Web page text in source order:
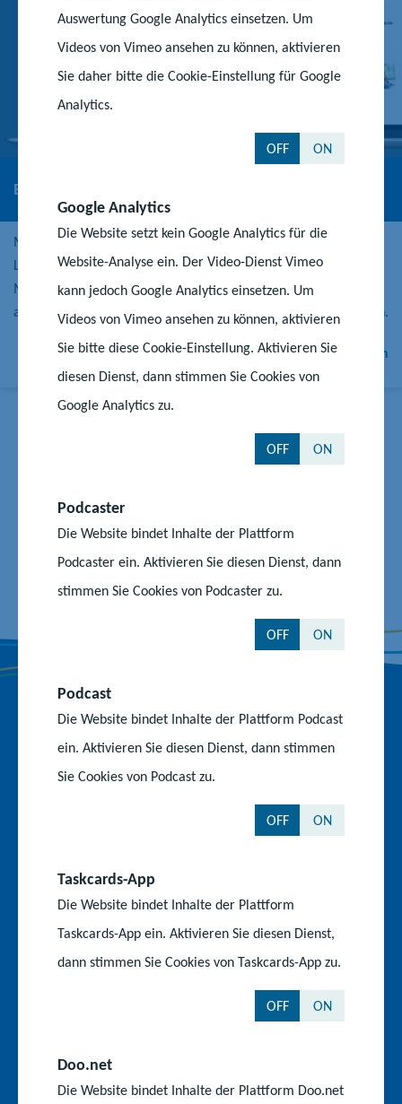
Auswertung Google Analytics einsetzen. Um
Videos von Vimeo ansehen zu können, aktivieren
Sie daher bitte die Cookie-Einstellung für Google
Analytics.
OFF ON
Google Analytics
Die Website setzt kein Google Analytics für die
Website-Analyse ein. Der Video-Dienst Vimeo
kann jedoch Google Analytics einsetzen. Um
Videos von Vimeo ansehen zu können, aktivieren
Sie bitte diese Cookie-Einstellung. Aktivieren Sie
diesen Dienst, dann stimmen Sie Cookies von
Google Analytics zu.
OFF ON
Podcaster
Die Website bindet Inhalte der Plattform
Podcaster ein. Aktivieren Sie diesen Dienst, dann
stimmen Sie Cookies von Podcaster zu.
OFF ON
Podcast
Die Website bindet Inhalte der Plattform Podcast
ein. Aktivieren Sie diesen Dienst, dann stimmen
Sie Cookies von Podcast zu.
OFF ON
Taskcards-App
Die Website bindet Inhalte der Plattform
Taskcards-App ein. Aktivieren Sie diesen Dienst,
dann stimmen Sie Cookies von Taskcards-App zu.
OFF ON
Doo.net
Die Website bindet Inhalte der Plattform Doo.net
Begabungslotse
Mit dem Begabungslotsen können sich Eltern, ihre Kinder sowie
Lehrkräfte einen weiteren Überblick über alle Angebote und
Möglichkeiten der Begabten- und Talentförderung in und
außerhalb der Schule in Mecklenburg-Vorpommern verschaffen.
Zum Begabungslotsen
Auf dem Laufenden bleiben
r
F
k
S
e
m
I
n
a
-
P
m
Y
-
a
Nach oben
Behörden und Einrichtungen
Ministerium für Bildung und Kindertagesförderung
Kompetenzzentrum für Berufliche Schulen
Medienpädagogisches Zentrum
Du-bist-Kita